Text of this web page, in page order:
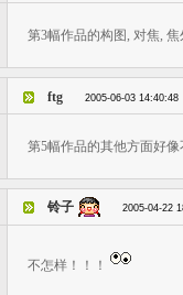
第3幅作品的构图, 对焦,
ftg 2005-06-03 14:40:48
第5幅作品的其他方面好
铃子 2005-04-22
不怎样！！！